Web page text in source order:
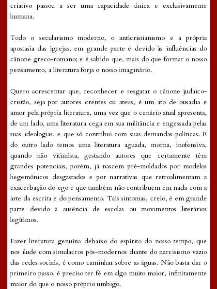
criativo passou a ser uma capacidade única e exclusivamente
humana.
Todo o secularismo moderno, o anticristianismo e a própria
apostasia das igrejas, em grande parte é devido às influências do
cânone greco-romano; e é sabido que, mais do que formar o nosso
pensamento, a literatura forja o nosso imaginário.
Quero acrescentar que, reconhecer e resgatar o cânone judaico-
cristão, seja por autores crentes ou ateus, é um ato de ousadia e
amor pela própria literatura, uma vez que o cenário atual apresenta,
de um lado, uma literatura cega em sua militância e engessada pelas
suas ideologias, e que só contribui com suas demandas políticas. E
do outro lado temos uma literatura aguada, morna, inofensiva,
quando não vitimista, gestando autores que certamente têm
grandes potenciais, porém, já nascem pré-moldados por modelos
hegemônicos desgastados e por narrativas que retroalimentam a
exacerbação do ego e que também não contribuem em nada com a
arte da escrita e do pensamento. Tais sintomas, creio, é em grande
parte devido à ausência de escolas ou movimentos literários
legítimos.
Fazer literatura genuína debaixo do espírito do nosso tempo, que
nos ilude com simulacros pós-modernos diante do narcisismo vazio
das redes sociais, é como caminhar sobre as águas. Não basta dar o
primeiro passo, é preciso ter fé em algo muito maior, infinitamente
maior do que o nosso próprio umbigo.